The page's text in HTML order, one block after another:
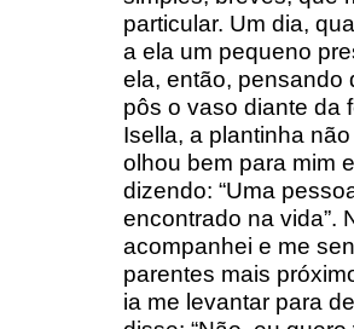
particular. Um dia,
a ela um pequeno
ela, então, pensando
pôs o vaso diante da
Isella, a plantinha
olhou bem para mim
dizendo: “Uma
encontrado na vida”.
acompanhei e me
parentes mais
ia me levantar para